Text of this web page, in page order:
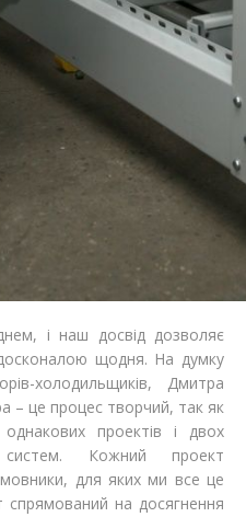
і наш досвід дозволяє
щодня. На думку
холодильщиків, Дмитра
– це процес творчий, так як
проектів і двох
систем. Кожний проект
для яких ми все це
спрямований на досягнення